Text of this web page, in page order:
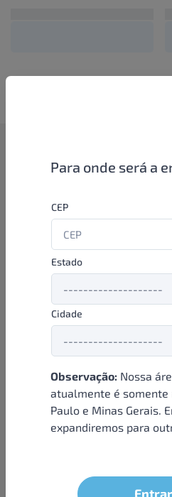
Para onde será a
CEP
Estado
Cidade
Observação: Nossa
atualmente é somente
Paulo e Minas Gerais.
expandiremos para
Como funciona
aproveitar as promoções e ofertas
beleza e higiene em nossa
comprando de seus distribuidores
distribuidores para comprar cada
agilidade. Aproveite!
Formas de pagamento
Institucional
Sobre nós
Condições e termos
Seja um parceiro